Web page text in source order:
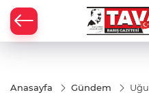
Anasayfa Gündem